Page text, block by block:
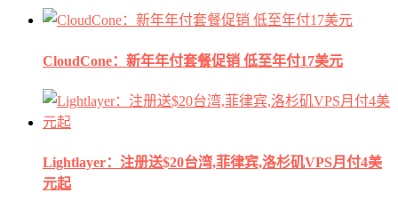
CloudCone：新年年付套餐促销 低至年付17美元
Lightlayer：注册送$20台湾,菲律宾,洛杉矶VPS月付4美
元起